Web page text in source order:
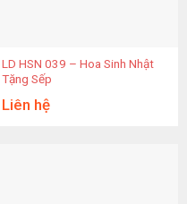
LD HSN 039 – Hoa Sinh Nhật
Tặng Sếp
Liên hệ